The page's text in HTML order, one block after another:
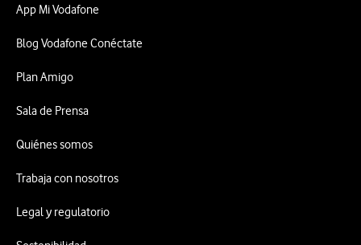
App Mi Vodafone
Blog Vodafone Conéctate
Plan Amigo
Sala de Prensa
Quiénes somos
Trabaja con nosotros
Legal y regulatorio